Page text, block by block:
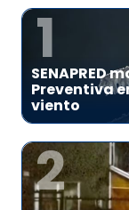
1
SENAPRED
Preventiva
viento
2